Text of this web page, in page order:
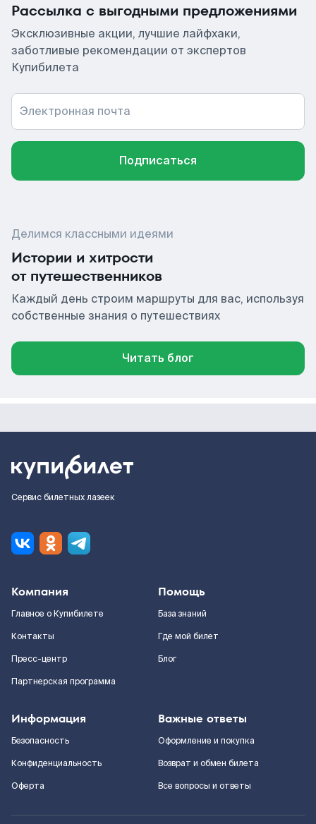
Рассылка с выгодными предложениями
Эксклюзивные акции, лучшие лайфхаки,
заботливые рекомендации от экспертов
Купибилета
Электронная почта
Подписаться
Делимся классными идеями
Истории и хитрости
от путешественников
Каждый день строим маршруты для вас, используя
собственные знания о путешествиях
Читать блог
Сервис билетных лазеек
Компания
Главное о Купибилете
Контакты
Пресс-центр
Партнерская программа
Помощь
База знаний
Где мой билет
Блог
Информация
Безопасность
Конфиденциальность
Оферта
Важные ответы
Оформление и покупка
Возврат и обмен билета
Все вопросы и ответы